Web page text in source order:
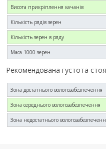
Висота прикріплення качанів
Кількість рядів зерен
Кількість зерен в ряду
Маса 1000 зерен
Рекомендована густота
Зона достатнього вологозабезпечення
Зона середнього вологозабезпечення
Зона недостатнього